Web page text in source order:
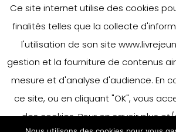
Previous Project
Emmanuelle
Ce site internet utilise des cookies
finalités telles que la collecte
l'utilisation de son site
gestion et la fourniture de contenus
mesure et d'analyse d'audience. En
ce site, ou en cliquant "OK", vous
des cookies. Pour en savoir plus